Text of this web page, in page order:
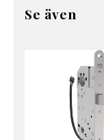
Se även